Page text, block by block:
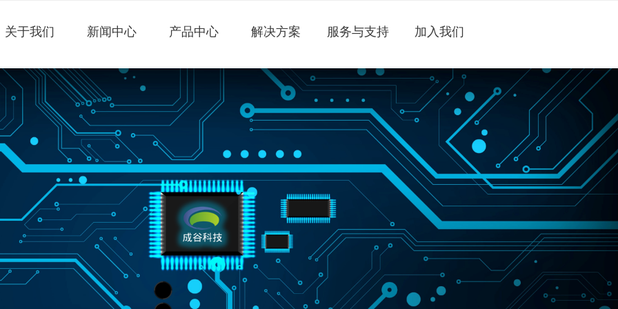
关于我们 新闻中心 产品中心 解决方案 服务与支持 加入我们